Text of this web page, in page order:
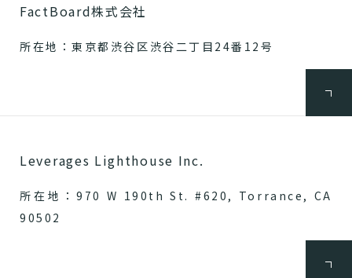
FactBoard株式会社
所在地：東京都渋谷区渋谷二丁目24番12号
Leverages Lighthouse Inc.
所在地：970 W 190th St. #620, Torrance, CA
90502